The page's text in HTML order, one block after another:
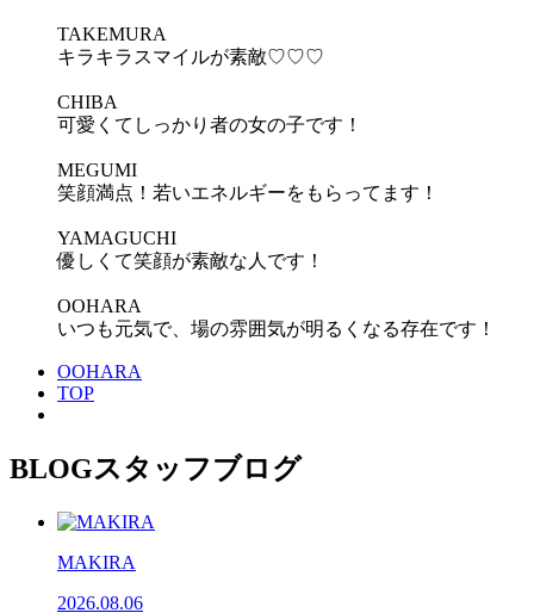
TAKEMURA
キラキラスマイルが素敵♡♡♡
CHIBA
可愛くてしっかり者の女の子です！
MEGUMI
笑顔満点！若いエネルギーをもらってます！
YAMAGUCHI
優しくて笑顔が素敵な人です！
OOHARA
いつも元気で、場の雰囲気が明るくなる存在です！
OOHARA
TOP
BLOGスタッフブログ
MAKIRA
2026.08.06